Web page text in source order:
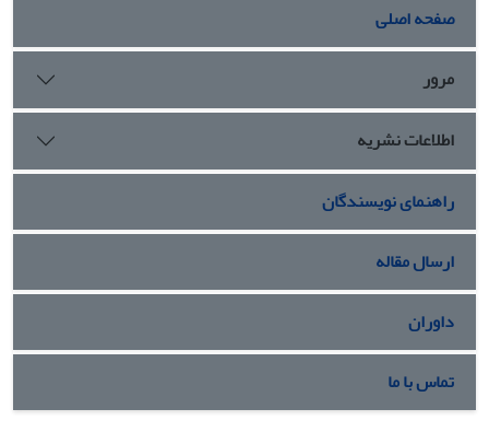
صفحه اصلی
مرور
اطلاعات نشریه
راهنمای نویسندگان
ارسال مقاله
داوران
تماس با ما